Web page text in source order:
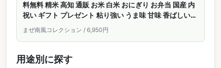
料無料 精米 高知 通販 お米 白米 おにぎり お弁当 国産 内
祝い ギフト プレゼント 粘り強い うま味 甘味 香ばしい
お祝い 内祝い ご当地 お取り寄せ 誕生日 誕生日プレゼン
トご自宅用 ご褒美 高知県 楽天
まぜ南風コレクション / 6,950円
用途別に探す